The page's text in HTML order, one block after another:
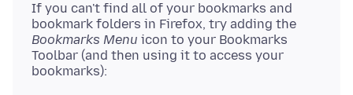
If you can't find all of your bookmarks and
bookmark folders in Firefox, try adding the
Bookmarks Menu icon to your Bookmarks
Toolbar (and then using it to access your